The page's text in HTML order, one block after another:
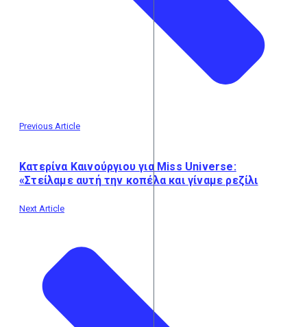
Previous Article
Κατερίνα Καινούργιου για Miss Universe:
«Στείλαμε αυτή την κοπέλα και γίναμε ρεζίλι
Next Article